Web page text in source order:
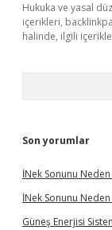
Hukuka ve yasal
içerikleri,
halinde, ilgili
Son yorumlar
İNek Sonunu
İNek Sonunu
Güneş Enerjisi